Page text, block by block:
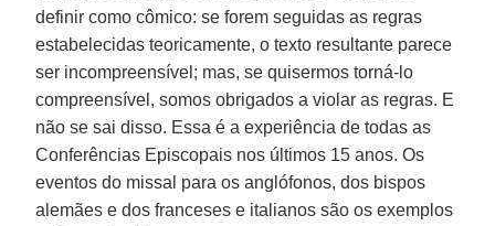
definir como cômico: se forem seguidas as regras
estabelecidas teoricamente, o texto resultante parece
ser incompreensível; mas, se quisermos torná-lo
compreensível, somos obrigados a violar as regras. E
não se sai disso. Essa é a experiência de todas as
Conferências Episcopais nos últimos 15 anos. Os
eventos do missal para os anglófonos, dos bispos
alemães e dos franceses e italianos são os exemplos